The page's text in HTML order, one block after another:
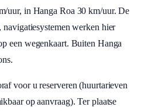
uur, in Hanga Roa 30 km/uur. De
werken hier
een wegenkaart. Buiten Hanga
voor u reserveren (huurtarieven
op aanvraag). Ter plaatse